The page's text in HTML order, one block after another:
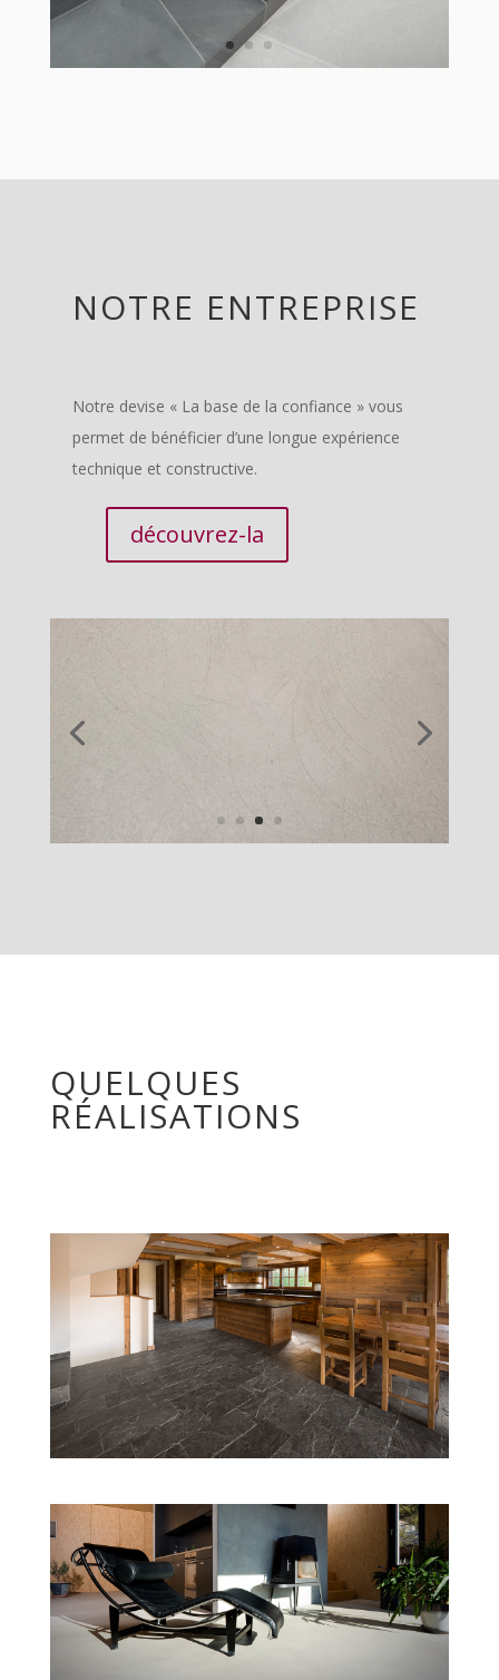
NOTRE ENTREPRISE
Notre devise « La base de la confiance » vous
permet de bénéficier d’une longue expérience
technique et constructive.
découvrez-la
QUELQUES
RÉALISATIONS